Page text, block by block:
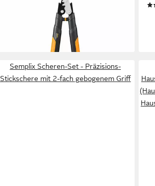
lieferbar - in 2-3 Werktagen bei dir
Semplix Scheren-Set - Präzisions-
Stickschere mit 2-fach gebogenem Griff